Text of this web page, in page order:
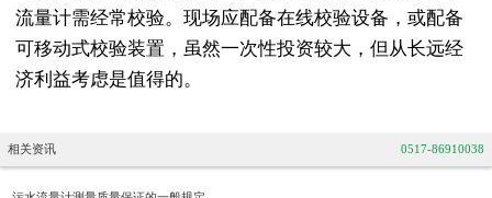
流量计需经常校验。现场应配备在线校验设备，或配备
可移动式校验装置，虽然一次性投资较大，但从长远经
济利益考虑是值得的。
相关资讯 0517-86910038